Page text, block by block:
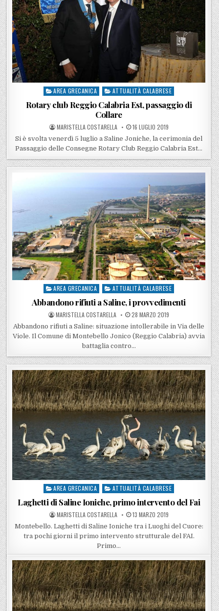
Posted in
AREA GRECANICA ATTUALITÀ CALABRESE
Rotary club Reggio Calabria Est, passaggio di
Collare
POSTED BY
MARISTELLA COSTARELLA POSTED ON
16 LUGLIO 2019
Si è svolta venerdì 5 luglio a Saline Joniche, la cerimonia del
Passaggio delle Consegne Rotary Club Reggio Calabria Est…
Posted in
AREA GRECANICA ATTUALITÀ CALABRESE
Abbandono rifiuti a Saline, i provvedimenti
POSTED BY
MARISTELLA COSTARELLA POSTED ON
28 MARZO 2019
Abbandono rifiuti a Saline: situazione intollerabile in Via delle
Viole. Il Comune di Montebello Jonico (Reggio Calabria) avvia
battaglia contro…
Posted in
AREA GRECANICA ATTUALITÀ CALABRESE
Laghetti di Saline Ioniche, primo intervento del Fai
POSTED BY
MARISTELLA COSTARELLA POSTED ON
13 MARZO 2019
Montebello. Laghetti di Saline Ioniche tra i Luoghi del Cuore:
tra pochi giorni il primo intervento strutturale del FAI.
Primo…